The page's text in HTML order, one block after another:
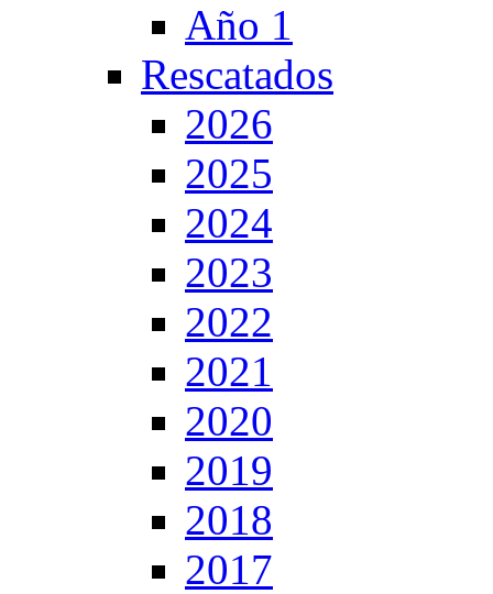
Año 1
Rescatados
2026
2025
2024
2023
2022
2021
2020
2019
2018
2017